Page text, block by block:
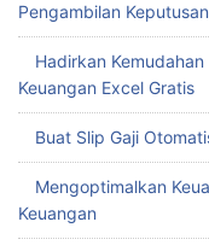
Pengambilan
Hadirkan
Keuangan Excel Gratis
Buat Slip Gaji
Mengoptimalkan
Keuangan